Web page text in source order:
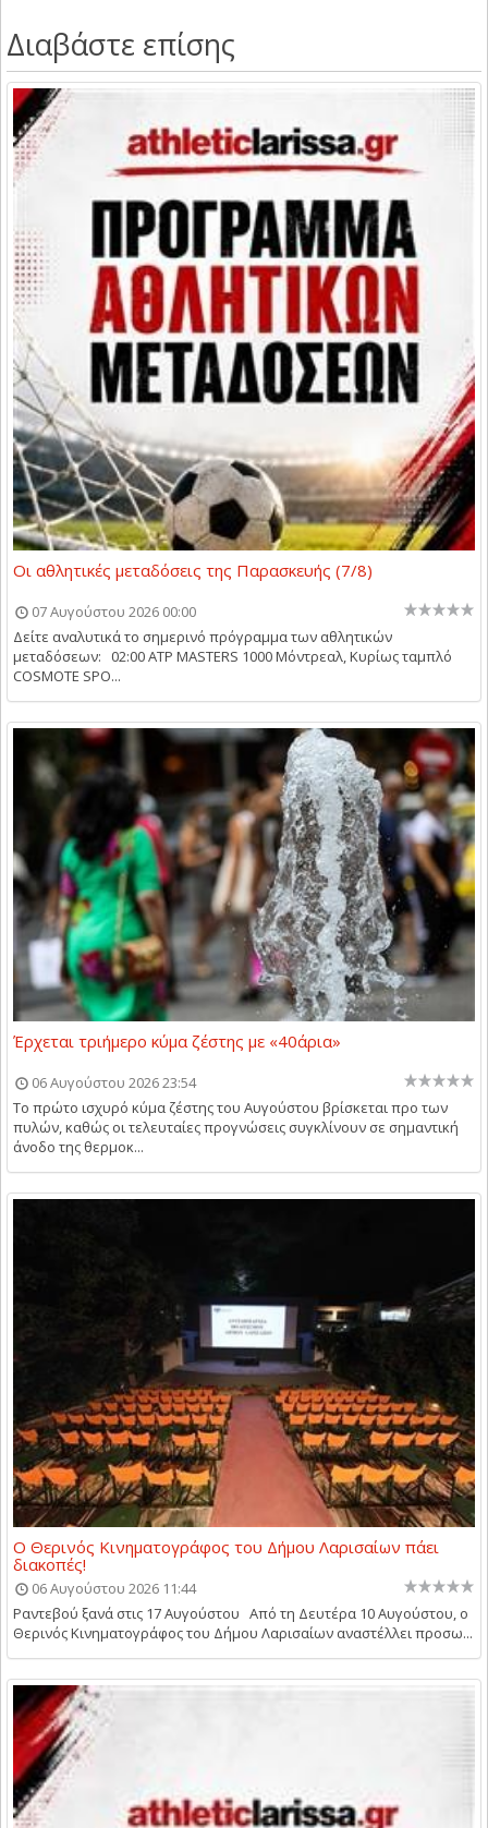
Διαβάστε επίσης
Οι αθλητικές μεταδόσεις της Παρασκευής (7/8)
07 Αυγούστου 2026 00:00
Δείτε αναλυτικά το σημερινό πρόγραμμα των αθλητικών
μεταδόσεων: 02:00 ATP MASTERS 1000 Μόντρεαλ, Κυρίως ταμπλό
COSMOTE SPO...
Έρχεται τριήμερο κύμα ζέστης με «40άρια»
06 Αυγούστου 2026 23:54
Το πρώτο ισχυρό κύμα ζέστης του Αυγούστου βρίσκεται προ των
πυλών, καθώς οι τελευταίες προγνώσεις συγκλίνουν σε σημαντική
άνοδο της θερμοκ...
Ο Θερινός Κινηματογράφος του Δήμου Λαρισαίων πάει
διακοπές!
06 Αυγούστου 2026 11:44
Ραντεβού ξανά στις 17 Αυγούστου Από τη Δευτέρα 10 Αυγούστου, ο
Θερινός Κινηματογράφος του Δήμου Λαρισαίων αναστέλλει προσω...